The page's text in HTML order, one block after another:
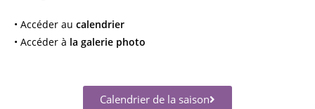
• Accéder au calendrier
• Accéder à la galerie photo
Calendrier de la saison